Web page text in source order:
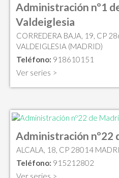
Administración nº1
Valdeiglesia
CORREDERA BAJA, 19, CP
VALDEIGLESIA (MADRID)
Teléfono: 918610151
Ver series >
Administración nº22
ALCALA, 18, CP 28014
Teléfono: 915212802
Ver series >